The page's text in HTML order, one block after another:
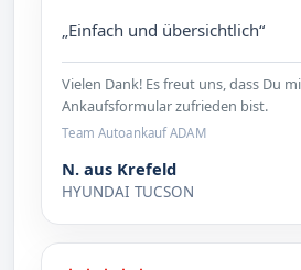
„Einfach und übersichtlich“
Vielen Dank! Es freut uns, dass Du
Ankaufsformular zufrieden bist.
Team Autoankauf ADAM
N. aus Krefeld
HYUNDAI TUCSON